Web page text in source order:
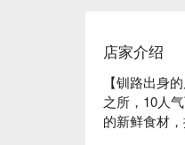
店家介绍
【钏路出身
之所，10人
的新鲜食材